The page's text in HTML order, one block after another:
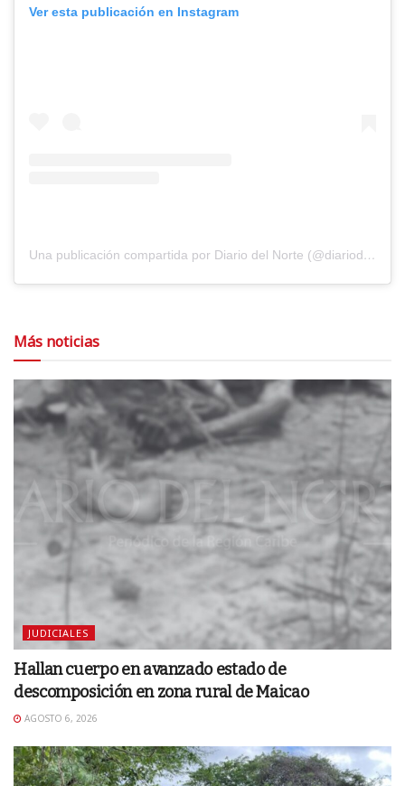
Ver esta publicación en Instagram
Una publicación compartida por Diario del Norte (@diariodelnorte)
Más noticias
JUDICIALES
Hallan cuerpo en avanzado estado de
descomposición en zona rural de Maicao
AGOSTO 6, 2026